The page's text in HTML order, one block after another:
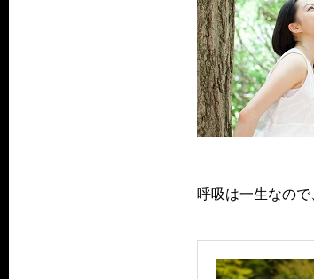
呼吸は一生なの